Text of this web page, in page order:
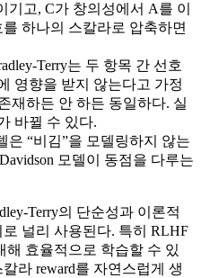
기고, C가 창의성에서 A를 이
하나의 스칼라로 압축하면
Terry는 두 항목 간 선호
영향을 받지 않는다고 가정
재하든 안 하든 동일하다. 실
바뀔 수 있다.
은 “비김”을 모델링하지 않는
모델이 동점을 다루는
Terry의 단순성과 이론적
널리 사용된다. 특히 RLHF
해 효율적으로 학습할 수 있
라 reward를 자연스럽게 생